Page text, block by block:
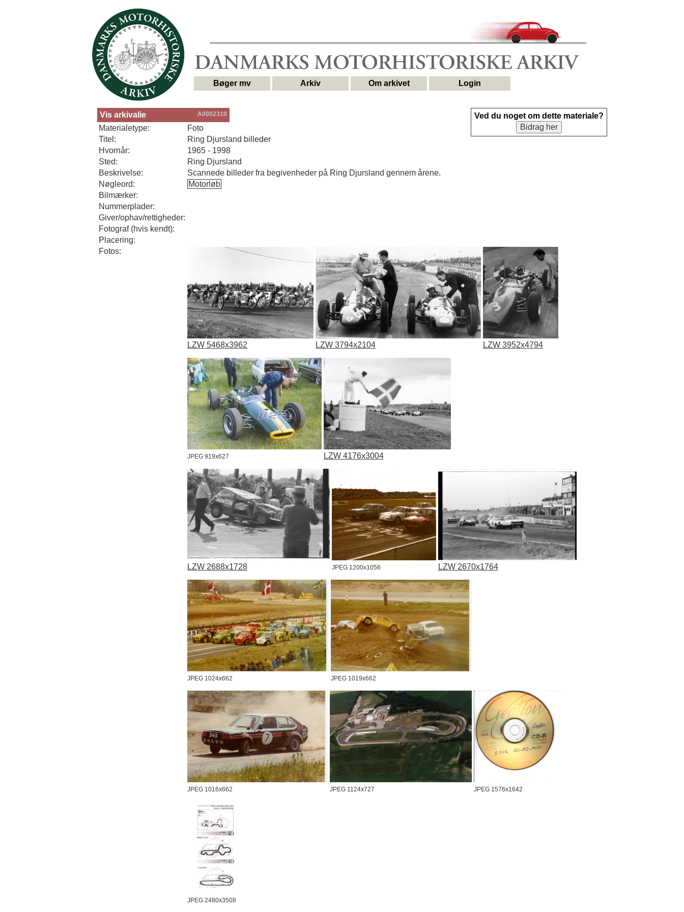
Bøger mv Arkiv Om arkivet Login
Vis arkivalie A0002310
Ved du noget om dette materiale?
Bidrag her
Materialetype:
Foto
Titel:
Ring Djursland billeder
Hvornår:
1965 - 1998
Sted:
Ring Djursland
Beskrivelse:
Scannede billeder fra begivenheder på Ring Djursland gennem årene.
Nøgleord:
Motorløb
Bilmærker:
Nummerplader:
Giver/ophav/rettigheder:
Fotograf (hvis kendt):
Placering:
Fotos:
LZW 5468x3962 LZW 3794x2104 LZW 3952x4794
JPEG 919x627 LZW 4176x3004
LZW 2688x1728 JPEG 1200x1056 LZW 2670x1764
JPEG 1024x662 JPEG 1019x662
JPEG 1016x662 JPEG 1124x727 JPEG 1576x1642
JPEG 2480x3508